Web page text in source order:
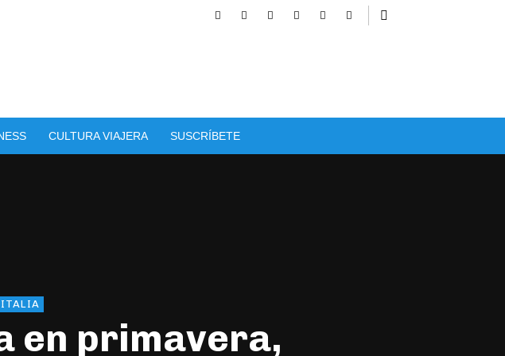
CULTURA VIAJERA SUSCRÍBETE
ITALIA
en primavera,